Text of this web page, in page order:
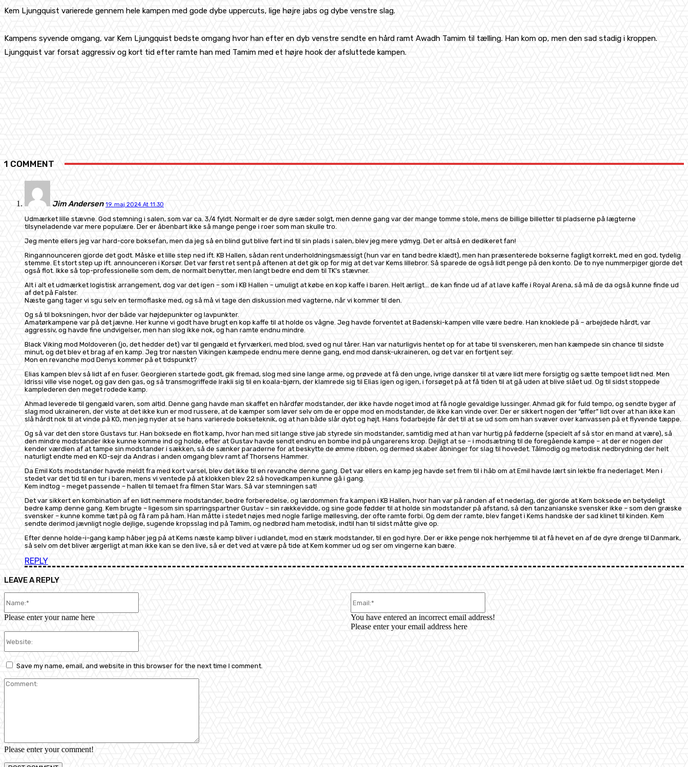
Kem Ljungquist varierede gennem hele kampen med gode dybe uppercuts, lige højre jabs og dybe venstre slag.
Kampens syvende omgang, var Kem Ljungquist bedste omgang hvor han efter en dyb venstre sendte en hård ramt Awadh Tamim til tælling. Han kom op, men den sad stadig i kroppen.
Ljungquist var forsat aggressiv og kort tid efter ramte han med Tamim med et højre hook der afsluttede kampen.
1 COMMENT
Jim Andersen 19. maj 2024 At 11:30
Udmærket lille stævne. God stemning i salen, som var ca. 3/4 fyldt. Normalt er de dyre sæder solgt, men denne gang var der mange tomme stole, mens de billige billetter til pladserne på lægterne
tilsyneladende var mere populære. Der er åbenbart ikke så mange penge i roer som man skulle tro.
Jeg mente ellers jeg var hard-core boksefan, men da jeg så en blind gut blive ført ind til sin plads i salen, blev jeg mere ydmyg. Det er altså en dedikeret fan!
Ringannounceren gjorde det godt. Måske et lille step ned ift. KB Hallen, sådan rent underholdningsmæssigt (hun var en tand bedre klædt), men han præsenterede bokserne fagligt korrekt, med en god, tydelig
stemme. Et stort step up ift. announceren i Korsør. Det var først ret sent på aftenen at det gik op for mig at det var Kems lillebror. Så sparede de også lidt penge på den konto. De to nye nummerpiger gjorde det
også flot. Ikke så top-professionelle som dem, de normalt benytter, men langt bedre end dem til TK’s stævner.
Alt i alt et udmærket logistisk arrangement, dog var det igen – som i KB Hallen – umuligt at købe en kop kaffe i baren. Helt ærligt… de kan finde ud af at lave kaffe i Royal Arena, så må de da også kunne finde ud
af det på Falster.
Næste gang tager vi sgu selv en termoflaske med, og så må vi tage den diskussion med vagterne, når vi kommer til den.
Og så til boksningen, hvor der både var højdepunkter og lavpunkter.
Amatørkampene var på det jævne. Her kunne vi godt have brugt en kop kaffe til at holde os vågne. Jeg havde forventet at Badenski-kampen ville være bedre. Han knoklede på – arbejdede hårdt, var
aggressiv, og havde fine undvigelser, men han slog ikke nok, og han ramte endnu mindre.
Black Viking mod Moldoveren (jo, det hedder det) var til gengæld et fyrværkeri, med blod, sved og nul tårer. Han var naturligvis hentet op for at tabe til svenskeren, men han kæmpede sin chance til sidste
minut, og det blev et brag af en kamp. Jeg tror næsten Vikingen kæmpede endnu mere denne gang, end mod dansk-ukraineren, og det var en fortjent sejr.
Mon en revanche mod Denys kommer på et tidspunkt?
Elias kampen blev så lidt af en fuser. Georgieren startede godt, gik fremad, slog med sine lange arme, og prøvede at få den unge, ivrige dansker til at være lidt mere forsigtig og sætte tempoet lidt ned. Men
Idrissi ville vise noget, og gav den gas, og så transmogriffede Irakli sig til en koala-bjørn, der klamrede sig til Elias igen og igen, i forsøget på at få tiden til at gå uden at blive slået ud. Og til sidst stoppede
kamplederen den meget rodede kamp.
Ahmad leverede til gengæld varen, som altid. Denne gang havde man skaffet en hårdfør modstander, der ikke havde noget imod at få nogle gevaldige lussinger. Ahmad gik for fuld tempo, og sendte byger af
slag mod ukraineren, der viste at det ikke kun er mod russere, at de kæmper som løver selv om de er oppe mod en modstander, de ikke kan vinde over. Der er sikkert nogen der “øffer” lidt over at han ikke kan
slå hårdt nok til at vinde på KO, men jeg nyder at se hans varierede bokseteknik, og at han både slår dybt og højt. Hans fodarbejde får det til at se ud som om han svæver over kanvassen på et flyvende tæppe.
Og så var det den store Gustavs tur. Han boksede en flot kamp, hvor han med sit lange stive jab styrede sin modstander, samtidig med at han var hurtig på fødderne (specielt af så stor en mand at være), så
den mindre modstander ikke kunne komme ind og holde, efter at Gustav havde sendt endnu en bombe ind på ungarerens krop. Dejligt at se – i modsætning til de foregående kampe – at der er nogen der
kender værdien af at tampe sin modstander i sækken, så de sænker paraderne for at beskytte de ømme ribben, og dermed skaber åbninger for slag til hovedet. Tålmodig og metodisk nedbrydning der helt
naturligt endte med en KO-sejr da Andras i anden omgang blev ramt af Thorsens Hammer.
Da Emil Kots modstander havde meldt fra med kort varsel, blev det ikke til en revanche denne gang. Det var ellers en kamp jeg havde set frem til i håb om at Emil havde lært sin lektie fra nederlaget. Men i
stedet var det tid til en tur i baren, mens vi ventede på at klokken blev 22 så hovedkampen kunne gå i gang.
Kem indtog – meget passende – hallen til temaet fra filmen Star Wars. Så var stemningen sat!
Det var sikkert en kombination af en lidt nemmere modstander, bedre forberedelse, og lærdommen fra kampen i KB Hallen, hvor han var på randen af et nederlag, der gjorde at Kem boksede en betydeligt
bedre kamp denne gang. Kem brugte – ligesom sin sparringspartner Gustav – sin rækkevidde, og sine gode fødder til at holde sin modstander på afstand, så den tanzanianske svensker ikke – som den græske
svensker – kunne komme tæt på og få ram på ham. Han måtte i stedet nøjes med nogle farlige møllesving, der ofte ramte forbi. Og dem der ramte, blev fanget i Kems handske der sad klinet til kinden. Kem
sendte derimod jævnligt nogle dejlige, sugende kropsslag ind på Tamim, og nedbrød ham metodisk, indtil han til sidst måtte give op.
Efter denne holde-i-gang kamp håber jeg på at Kems næste kamp bliver i udlandet, mod en stærk modstander, til en god hyre. Der er ikke penge nok herhjemme til at få hevet en af de dyre drenge til Danmark,
så selv om det bliver ærgerligt at man ikke kan se den live, så er det ved at være på tide at Kem kommer ud og ser om vingerne kan bære.
REPLY
LEAVE A REPLY
Please enter your comment!
Please enter your name here
You have entered an incorrect email address!
Please enter your email address here
Save my name, email, and website in this browser for the next time I comment.